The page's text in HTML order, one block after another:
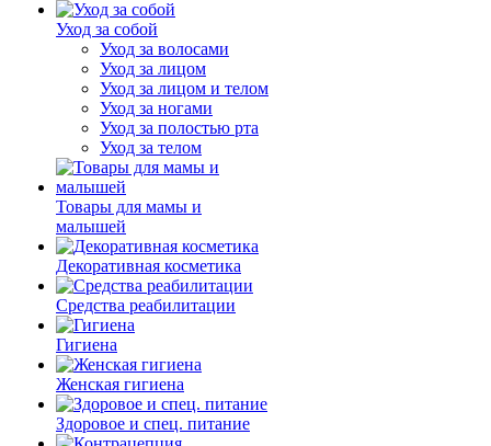
Уход за собой
Уход за волосами
Уход за лицом
Уход за лицом и телом
Уход за ногами
Уход за полостью рта
Уход за телом
Товары для мамы и
малышей
Декоративная косметика
Средства реабилитации
Гигиена
Женская гигиена
Здоровое и спец. питание